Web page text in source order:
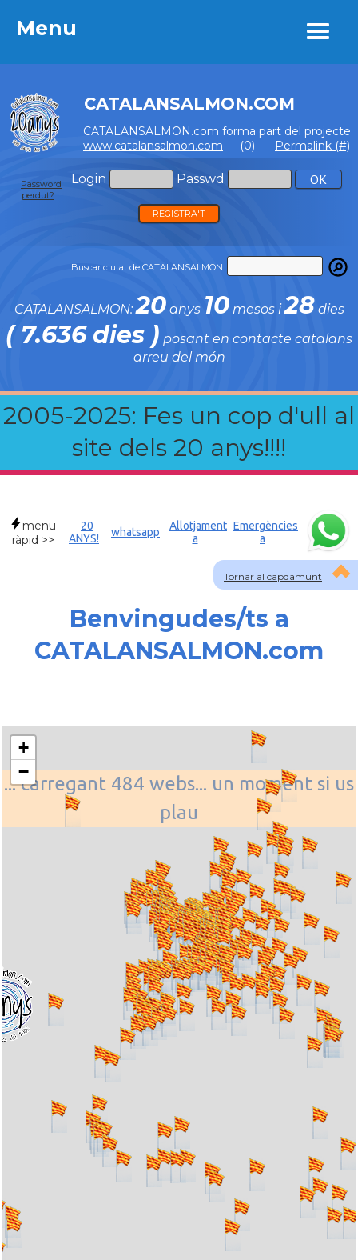
Menu
CATALANSALMON.COM
CATALANSALMON.com forma part del projecte
www.catalansalmon.com - (0) - Permalink (#)
Login Passwd
Password
perdut?
REGISTRA'T
Buscar ciutat de CATALANSALMON:
CATALANSALMON:20anys 10mesos i28 dies
( 7.636 dies ) posant en contacte catalans
arreu del món
2005-2025: Fes un cop d'ull al
site dels 20 anys!!!!
Menu
Tornar al capdamunt
menu
ràpid >>
20
ANYS!
whatsapp
Allotjament
a
Emergències
a
Benvingudes/ts a
CATALANSALMON.com
... carregant 484 webs... un moment si us
plau
+
−